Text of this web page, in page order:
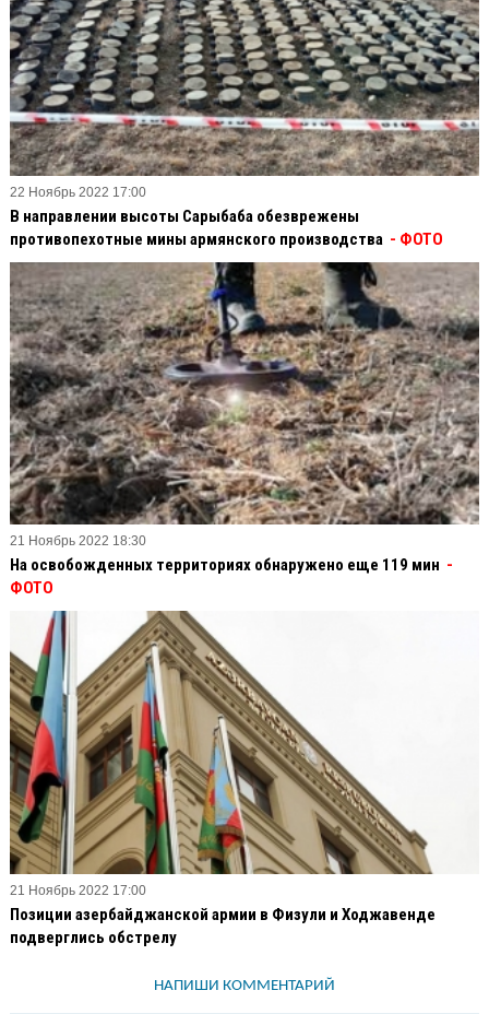
22 Ноябрь 2022 17:00
В направлении высоты Сарыбаба обезврежены
противопехотные мины армянского производства - ФОТО
21 Ноябрь 2022 18:30
На освобожденных территориях обнаружено еще 119 мин -
ФОТО
21 Ноябрь 2022 17:00
Позиции азербайджанской армии в Физули и Ходжавенде
подверглись обстрелу
НАПИШИ КОММЕНТАРИЙ